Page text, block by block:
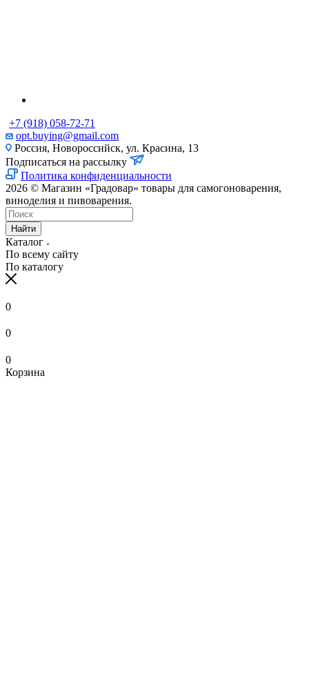
+7 (918) 058-72-71
opt.buying@gmail.com
Россия, Новороссийск, ул. Красина, 13
Подписаться на рассылку
Политика конфиденциальности
2026 © Магазин «Градовар» товары для самогоноварения,
виноделия и пивоварения.
Найти
Каталог
По всему сайту
По каталогу
0
0
0
Корзина